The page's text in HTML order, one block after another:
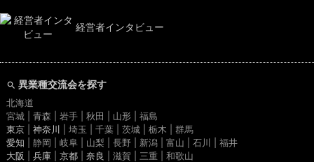
経営者インタビュー
異業種交流会を探す
北海道
宮城 | 青森 | 岩手 | 秋田 | 山形 | 福島
東京| 神奈川
| 埼玉 | 千葉 | 茨城 | 栃木 | 群馬
愛知 | 静岡 | 岐阜 | 山梨 | 長野 | 新潟 | 富山 | 石川 | 福井
大阪
兵庫| 京都| 奈良 | 滋賀 | 三重 | 和歌山